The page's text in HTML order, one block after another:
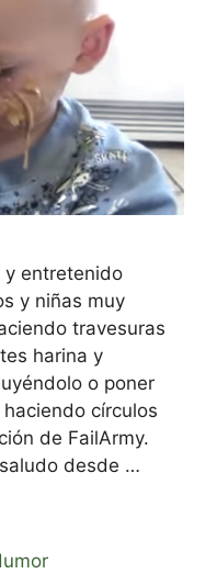
y entretenido
y niñas muy
travesuras
harina y
o poner
círculos
de FailArmy.
desde …